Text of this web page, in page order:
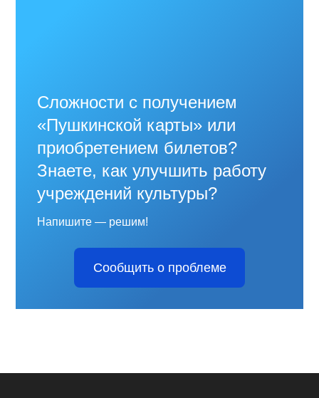
Сложности с получением
«Пушкинской карты» или
приобретением билетов?
Знаете, как улучшить работу
учреждений культуры?
Напишите — решим!
Сообщить о проблеме